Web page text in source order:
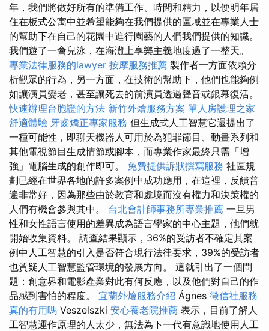
年，我們將做好所有的準備工作、時間和精力，以便明年居
住在板式公寓中並希望能夠在我們提供的區域並在專業人士
的幫助下在自己的花園中進行園藝的人們我們提供的知識。
我們遊了一會兒泳，在海灘上享樂主義地度過了一整天。
專業法律服務的lawyer 按摩服務推薦 製作者一方面依賴分
析觀眾的行為，另一方面，在技術的幫助下，他們也能夠例
如讓演員變老，甚至讓死去的前演員透過聲音或銀幕復活。
快速辦理台胞證的方法 新竹外燴服務方案 單人房護理之家
舒適體驗 牙齒矯正專家服務 但生成式人工智慧它還提出了
一種可能性，即聊天機器人可用於為犯罪節目、動畫系列和
其他電視節目生成情節或腳本，而專業作家最終只需「增
強」電腦生成的創作即可。 免費提供訴狀撰寫服務 社區規
劃已經在世界各地的許多案例中成功應用，在這裡，反饋普
遍非常好，因為那些由於教育和處境而沒有權力和決策權的
人們有機會參與其中。 台北會計師事務所專業推薦 一旦男
性和女性語言使用的差異成為語言學家的中心主題，他們就
開始收集資料。 調查結果顯示，36%的受訪者不確定其案
例中人工智慧的引入是否符合現行法律要求，39%的受訪者
也質疑人工智慧監管環境的發展方向。 這就引出了一個問
題：創意界和電影產業對此有何反應，以及他們對自己的作
品感到害怕的程度。 宜蘭外燴服務介紹 Ágnes 徵信社服務
真的有用嗎 Veszelszki 安心養老院推薦 表示，目前了解人
工智慧運作原理的人太少，無法為下一代有意識地使用人工